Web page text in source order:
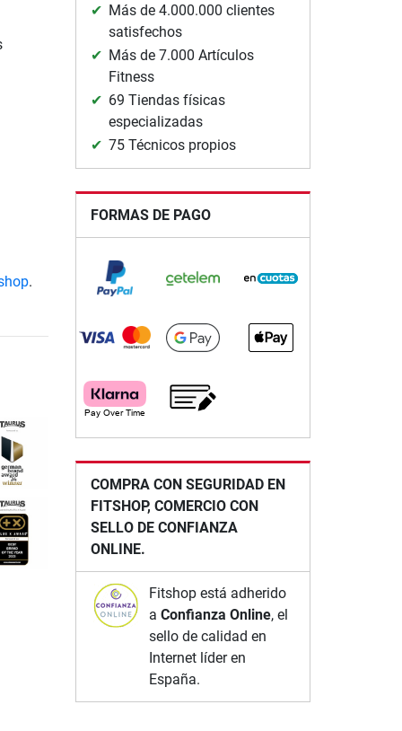
.
Más de 4.000.000 clientes
satisfechos
Más de 7.000 Artículos
Fitness
69 Tiendas físicas
especializadas
75 Técnicos propios
FORMAS DE PAGO
COMPRA CON SEGURIDAD EN
FITSHOP, COMERCIO CON
SELLO DE CONFIANZA
ONLINE.
Fitshop está adherido
a Confianza Online, el
sello de calidad en
Internet líder en
España.